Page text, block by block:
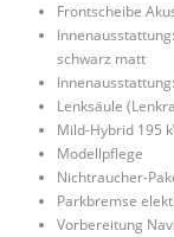
Frontscheibe
schwarz matt
Lenksäule
Mild-Hybrid 195
Modellpflege
Nichtraucher-
Parkbremse
Vorbereitung